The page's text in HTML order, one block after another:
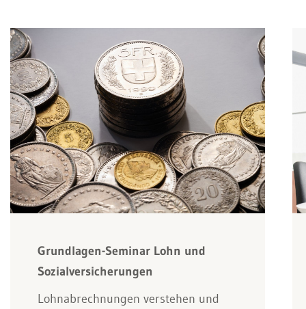
Grundlagen-Seminar Lohn und
Sozialversicherungen
Lohnabrechnungen verstehen und